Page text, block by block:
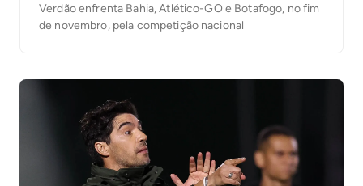
Verdão enfrenta Bahia, Atlético-GO e Botafogo, no fim
de novembro, pela competição nacional